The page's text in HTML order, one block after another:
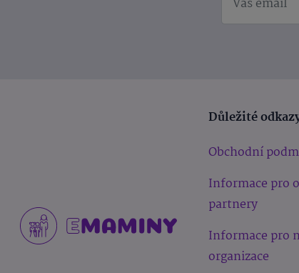
Důležité
Obchodní
Informace pro
partnery
Informace pro
organizace